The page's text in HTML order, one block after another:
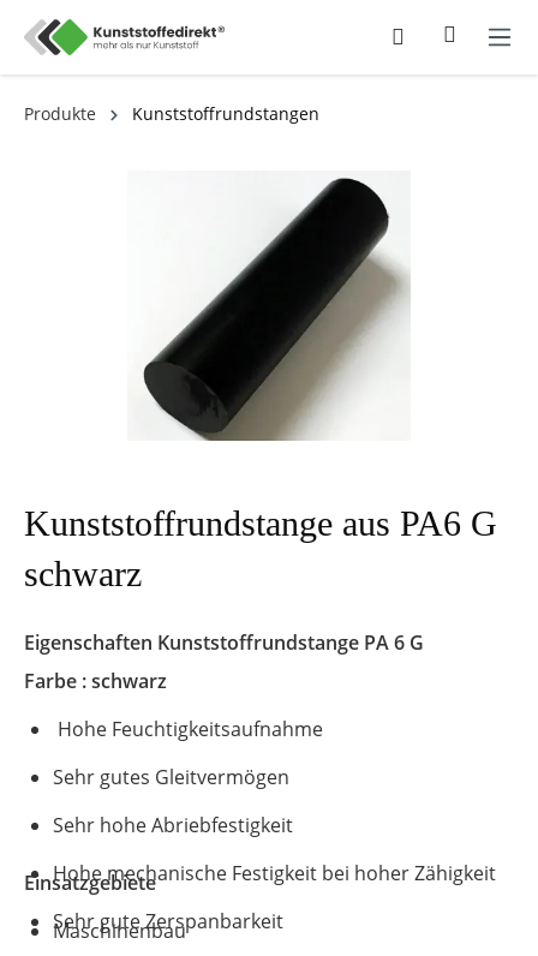
Produkte Kunststoffrundstangen
Kunststoffrundstange aus PA6 G
schwarz
Eigenschaften Kunststoffrundstange PA 6 G
Farbe : schwarz
Hohe Feuchtigkeitsaufnahme
Sehr gutes Gleitvermögen
Sehr hohe Abriebfestigkeit
Hohe mechanische Festigkeit bei hoher Zähigkeit
Sehr gute Zerspanbarkeit
Einsatzgebiete
Maschinenbau